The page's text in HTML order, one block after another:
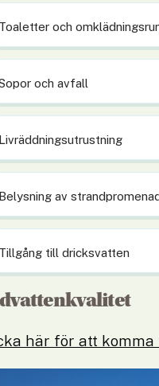
Toaletter och
och avfall
Livräddningsutrustning
Belysning av
Tillgång till dricksvatten
här för att